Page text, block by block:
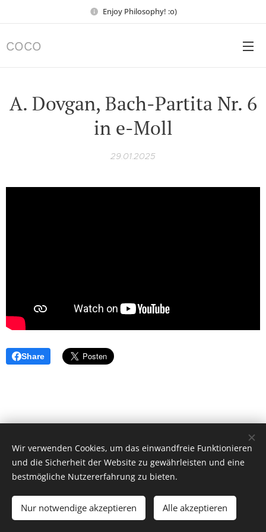
Enjoy Philosophy! :o)
COCO
A. Dovgan, Bach-Partita Nr. 6
in e-Moll
29.01.2025
Share
© 2026 by Dr. Andrea Christoph-Gaugusch
All rights reserved.
Cookies
Wir verwenden Cookies, um das einwandfreie Funktionieren
und die Sicherheit der Website zu gewährleisten und eine
bestmögliche Nutzererfahrung zu bieten.
Nur notwendige akzeptieren Alle akzeptieren